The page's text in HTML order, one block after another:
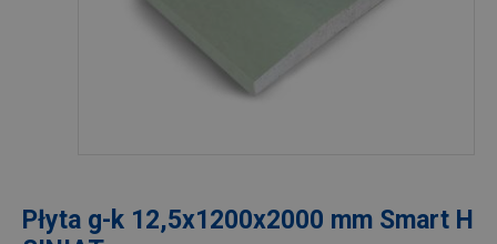
Płyta g-k 12,5x1200x2000 mm Smart H